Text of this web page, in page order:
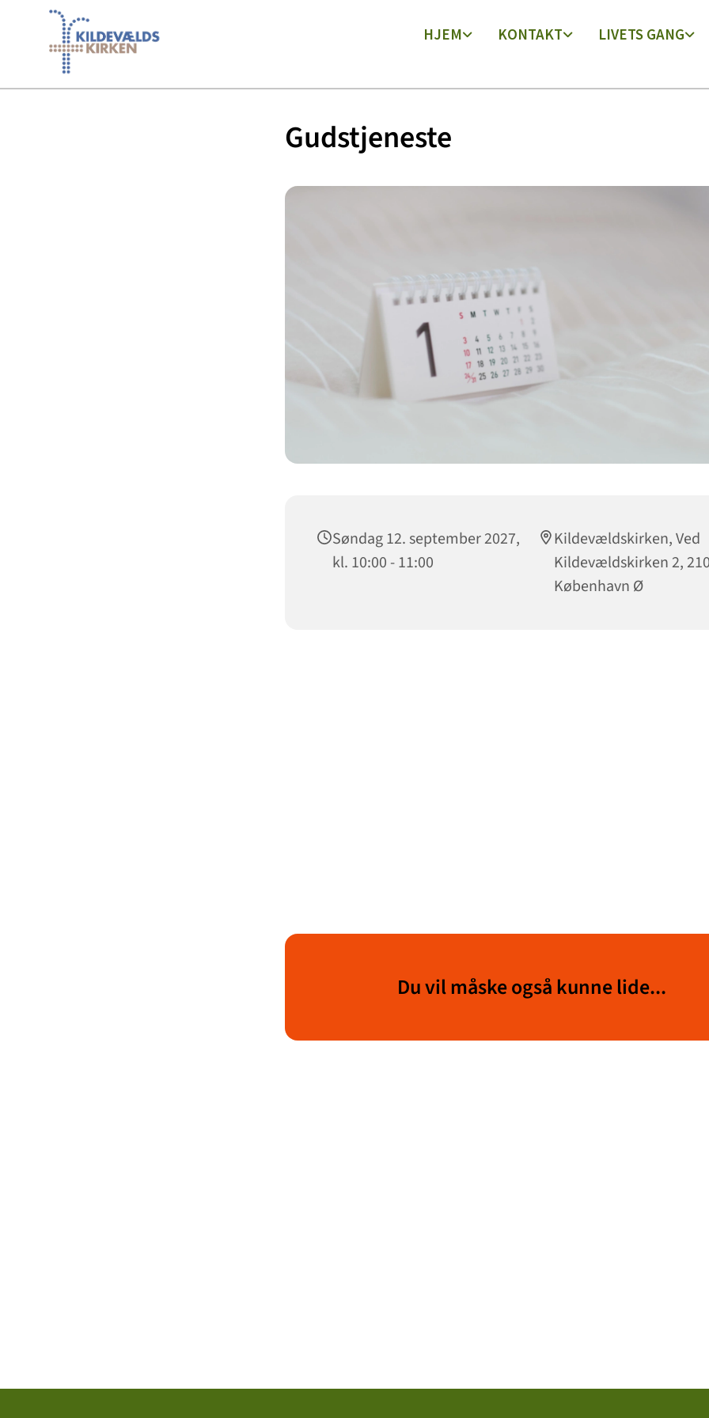
HJEM KONTAKT LIVETS GANG
Gudstjeneste
Søndag 12. september 2027,
kl. 10:00 - 11:00
Kildevældskirken, Ved
Kildevældskirken 2,
København Ø
Du vil måske også kunne lide...